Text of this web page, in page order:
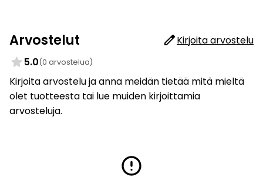
Arvostelut
Kirjoita arvostelu
5.0(0 arvostelua)
Kirjoita arvostelu ja anna meidän tietää mitä mieltä
olet tuotteesta tai lue muiden kirjoittamia
arvosteluja.